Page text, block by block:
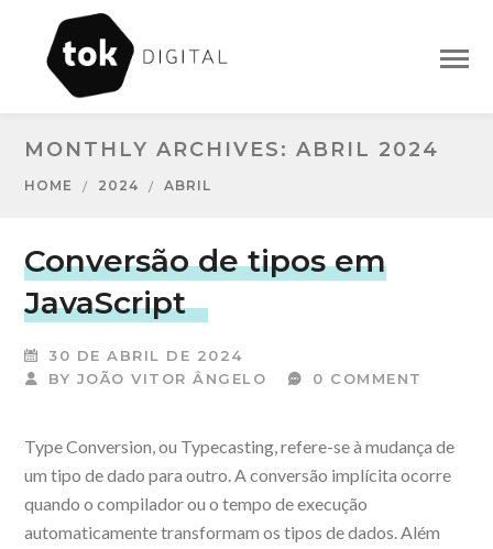
MONTHLY ARCHIVES: ABRIL 2024
HOME 2024 ABRIL
Conversão de tipos em
JavaScript
30 DE ABRIL DE 2024
BY JOÃO VITOR ÂNGELO 0 COMMENT
Type Conversion, ou Typecasting, refere-se à mudança de
um tipo de dado para outro. A conversão implícita ocorre
quando o compilador ou o tempo de execução
automaticamente transformam os tipos de dados. Além